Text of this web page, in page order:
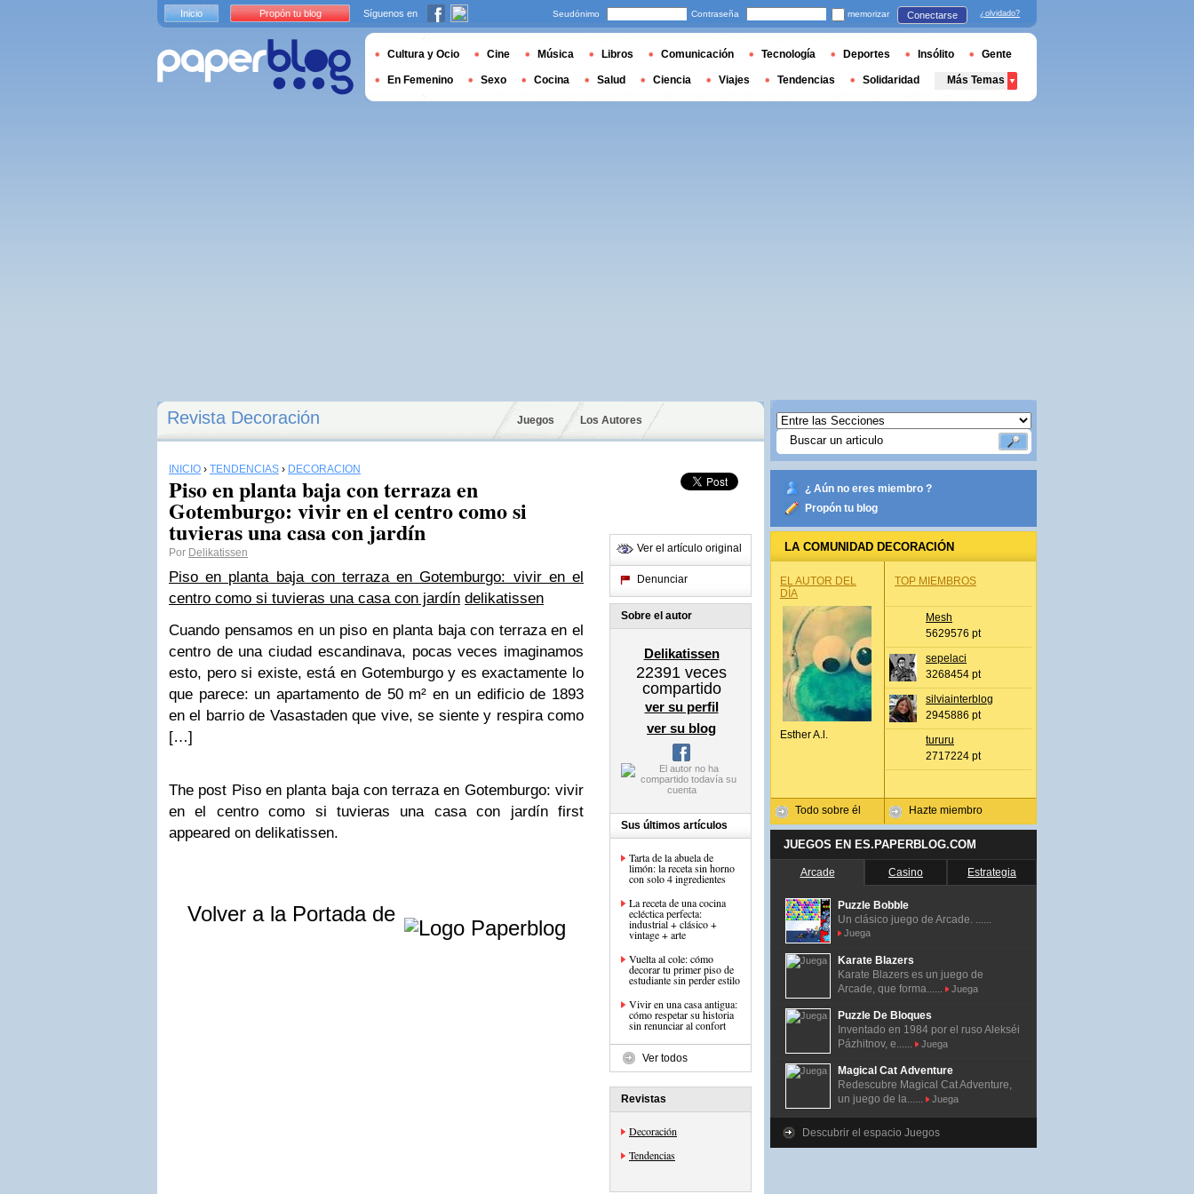
Revista Decoración Juegos Los Autores
INICIO › TENDENCIAS › DECORACIÓN
Piso en planta baja con terraza en
Gotemburgo: vivir en el centro como si
tuvieras una casa con jardín
Por Delikatissen
Piso en planta baja con terraza en Gotemburgo: vivir en el
centro como si tuvieras una casa con jardín delikatissen
Cuando pensamos en un piso en planta baja con terraza en el
centro de una ciudad escandinava, pocas veces imaginamos
esto, pero si existe, está en Gotemburgo y es exactamente lo
que parece: un apartamento de 50 m² en un edificio de 1893
en el barrio de Vasastaden que vive, se siente y respira como
[…]
The post Piso en planta baja con terraza en Gotemburgo: vivir
en el centro como si tuvieras una casa con jardín first
appeared on delikatissen.
Volver a la Portada de
Ver el artículo original
Denunciar
Sobre el autor
Delikatissen
22391 veces
compartido
ver su perfil
ver su blog
Sus últimos artículos
Tarta de la abuela de
limón: la receta sin horno
con solo 4 ingredientes
La receta de una cocina
ecléctica perfecta:
industrial + clásico +
vintage + arte
Vuelta al cole: cómo
decorar tu primer piso de
estudiante sin perder estilo
Vivir en una casa antigua:
cómo respetar su historia
sin renunciar al confort
Ver todos
Revistas
Decoración
Tendencias
¿ Aún no eres miembro ?
Propón tu blog
LA COMUNIDAD DECORACIÓN
EL AUTOR DEL
DÍA
Esther A.l.
Todo sobre él
TOP MIEMBROS
Mesh
5629576 pt
sepelaci
3268454 pt
silviainterblog
2945886 pt
tururu
2717224 pt
Hazte miembro
JUEGOS EN ES.PAPERBLOG.COM
Arcade Casino Estrategia
Puzzle Bobble
Un clásico juego de Arcade. ......
Juega
Karate Blazers
Karate Blazers es un juego de
Arcade, que forma......
Juega
Puzzle De Bloques
Inventado en 1984 por el ruso Alekséi
Pázhitnov, e......
Juega
Magical Cat Adventure
Redescubre Magical Cat Adventure,
un juego de la......
Juega
Descubrir el espacio Juegos
Inicio Propón tu blog Síguenos en Seudónimo Contraseña memorizar Conectarse ¿olvidado?
Cultura y Ocio Cine Música Libros Comunicación Tecnología Deportes Insólito Gente
En Femenino Sexo Cocina Salud Ciencia Viajes Tendencias Solidaridad Más Temas